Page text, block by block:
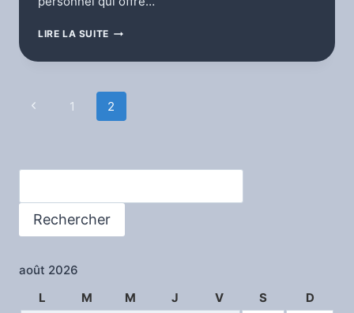
LIRE LA SUITE PATRICE’S
@
COACHING
@
Navigation
page
Page
1 2
Rechercher
août 2026
L
M M J V S D